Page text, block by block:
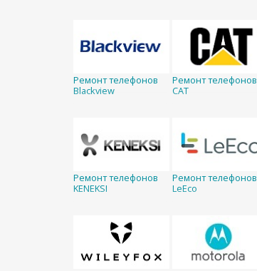
Ремонт телефонов
Blackview
Ремонт телефонов
CAT
Ремонт телефонов
KENEKSI
Ремонт телефонов
LeEco